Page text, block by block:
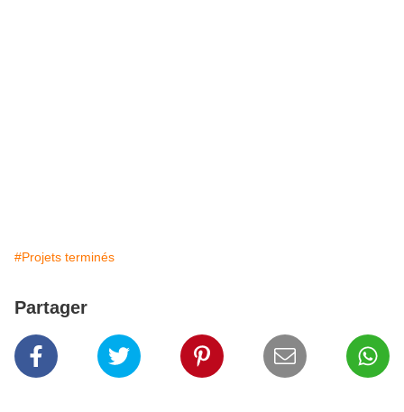
#Projets terminés
Partager